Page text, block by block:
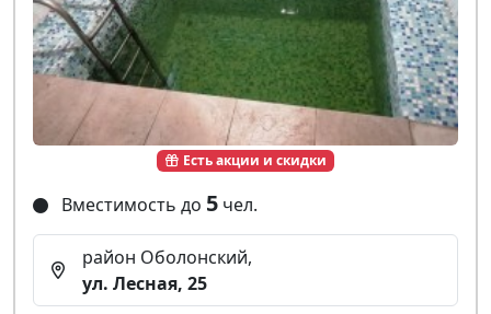
Есть акции и скидки
Вместимость до 5 чел.
район Оболонский,
ул. Лесная, 25